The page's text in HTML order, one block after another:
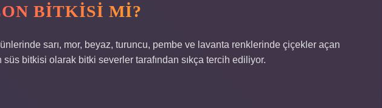
BITKISI MI?
sarı, mor, beyaz, turuncu, pembe ve lavanta renklerinde çiçekler açan
bitkisi olarak bitki severler tarafından sıkça tercih ediliyor.